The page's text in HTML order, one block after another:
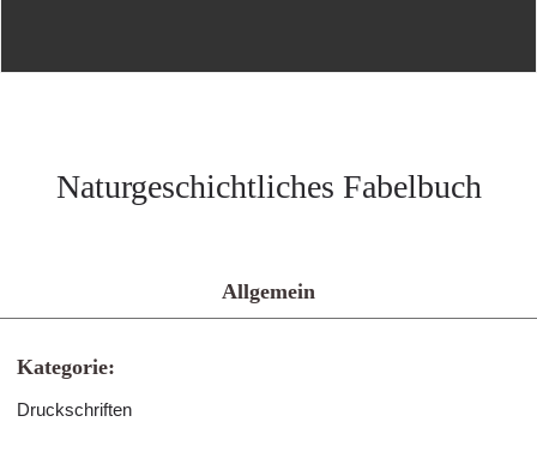
Naturgeschichtliches Fabelbuch
Allgemein
Kategorie:
Druckschriften